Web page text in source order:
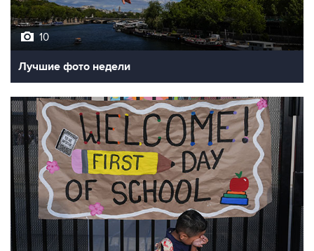
10
Лучшие фото недели